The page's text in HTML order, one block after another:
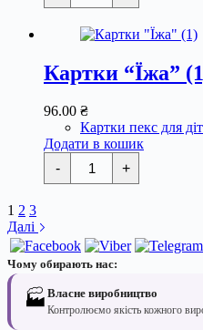
фрукти"
кількість
Картки “Їжа”
96.00 ₴
Картки пекс для
Додати в кошик
-
Картки
"Їжа"
(1)
+
1 2 3
Далі
Чому обирають нас:
🏭 Власне виробництво
Контролюємо якість кожного